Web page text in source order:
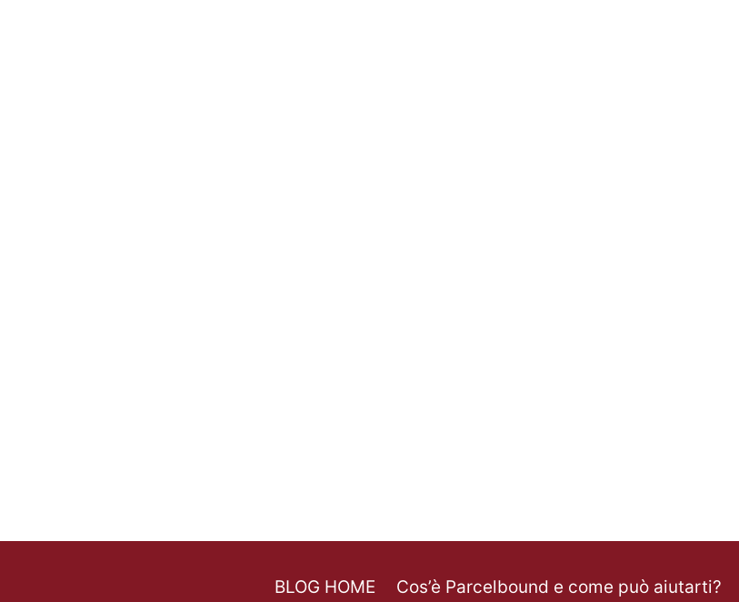
BLOG HOME Cos’è Parcelbound e come può aiutarti?